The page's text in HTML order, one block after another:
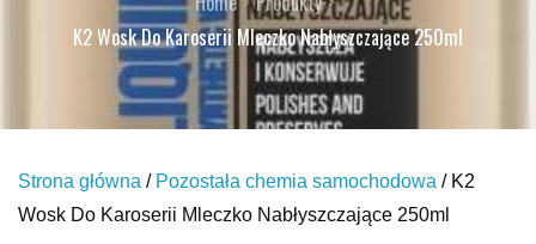
K2 Wosk Do Karoserii Mleczko Nabłyszczające 250ml
Strona główna / Pozostała chemia samochodowa / K2
Wosk Do Karoserii Mleczko Nabłyszczające 250ml